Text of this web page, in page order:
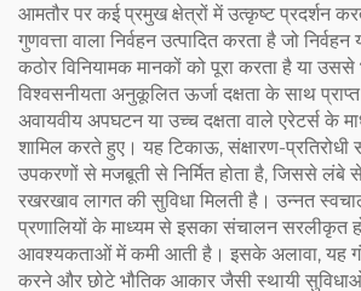
आमतौर पर कई प्रमुख क्षेत्रों में उत्कृष्ट प्रदर्शन
गुणवत्ता वाला निर्वहन उत्पादित करता है जो
कठोर विनियामक मानकों को पूरा करता है या
विश्वसनीयता अनुकूलित ऊर्जा दक्षता के साथ
अवायवीय अपघटन या उच्च दक्षता वाले एरेटर्स के
शामिल करते हुए। यह टिकाऊ, संक्षारण-प्रतिरोधी
उपकरणों से मजबूती से निर्मित होता है, जिससे लंबे
रखरखाव लागत की सुविधा मिलती है। उन्नत
प्रणालियों के माध्यम से इसका संचालन सरलीकृत
आवश्यकताओं में कमी आती है। इसके अलावा, यह
करने और छोटे भौतिक आकार जैसी स्थायी